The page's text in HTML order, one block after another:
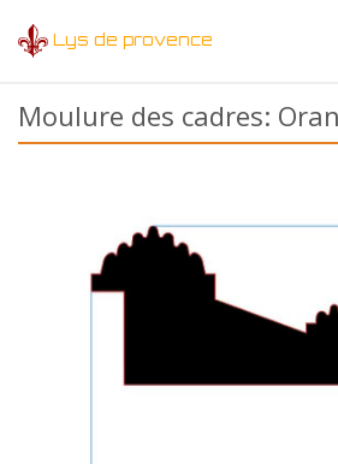
Lys de provence
Moulure des cadres: